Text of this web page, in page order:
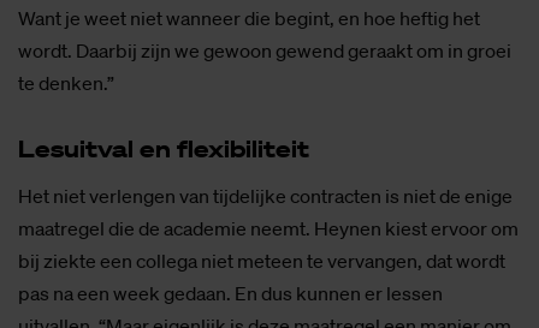
Want je weet niet wanneer die begint, en hoe heftig het
wordt. Daarbij zijn we gewoon gewend geraakt om in groei
te denken.”
Les­uit­val en flexi­bi­li­teit
Het niet verlengen van tijdelijke contracten is niet de enige
maatregel die de academie neemt. Heynen kiest ervoor om
bij ziekte een collega niet meteen te vervangen, dat wordt
pas na een week gedaan. En dus kunnen er lessen